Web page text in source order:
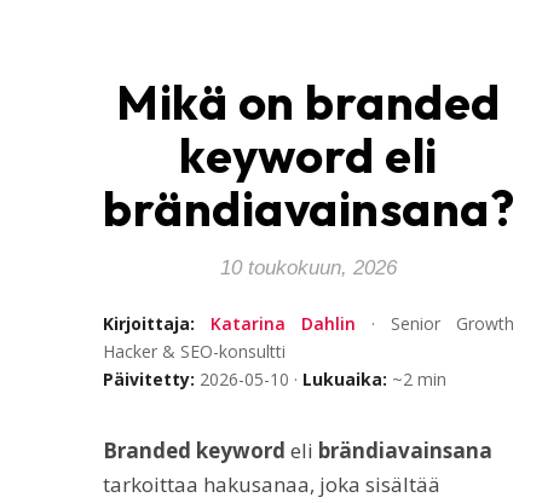
Mikä on branded
keyword eli
brändiavainsana?
10 toukokuun, 2026
Kirjoittaja: Katarina Dahlin · Senior Growth
Hacker & SEO-konsultti
Päivitetty: 2026-05-10 · Lukuaika: ~2 min
Branded keyword eli brändiavainsana
tarkoittaa hakusanaa, joka sisältää